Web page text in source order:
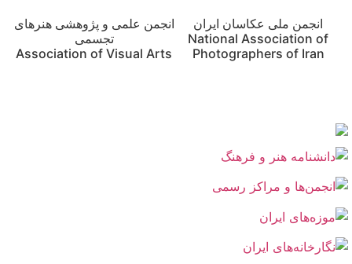
انجمن ملی عکاسان ایران
National Association of
Photographers of Iran
انجمن علمی و پژوهشی هنرهای
تجسمی
Association of Visual Arts